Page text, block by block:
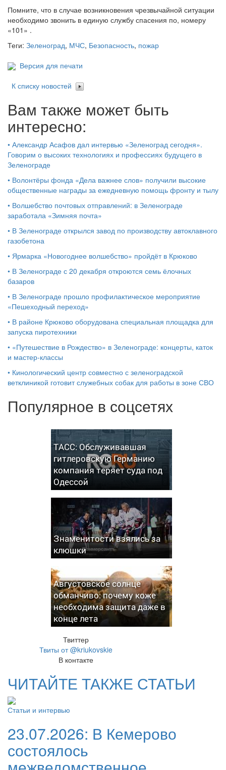
Помните, что в случае возникновения чрезвычайной ситуации
необходимо звонить в единую службу спасения по, номеру
«101» .
Теги: Зеленоград, МЧС, Безопасность, пожар
Версия для печати
К списку новостей
Вам также может быть
интересно:
• Александр Асафов дал интервью «Зеленоград сегодня».
Говорим о высоких технологиях и профессиях будущего в
Зеленограде
• Волонтёры фонда «Дела важнее слов» получили высокие
общественные награды за ежедневную помощь фронту и тылу
• Волшебство почтовых отправлений: в Зеленограде
заработала «Зимняя почта»
• В Зеленограде открылся завод по производству автоклавного
газобетона
• Ярмарка «Новогоднее волшебство» пройдёт в Крюково
• В Зеленограде с 20 декабря откроются семь ёлочных
базаров
• В Зеленограде прошло профилактическое мероприятие
«Пешеходный переход»
• В районе Крюково оборудована специальная площадка для
запуска пиротехники
• «Путешествие в Рождество» в Зеленограде: концерты, каток
и мастер‑классы
• Кинологический центр совместно с зеленоградской
ветклиникой готовит служебных собак для работы в зоне СВО
Популярное в соцсетях
ТАСС: Обслуживавшая
гитлеровскую Германию
компания теряет суда под
Одессой
Знаменитости взялись за
клюшки
Августовское солнце
обманчиво: почему коже
необходима защита даже в
конце лета
Твиттер
Твиты от @kriukovskie
В контакте
ЧИТАЙТЕ ТАКЖЕ СТАТЬИ
Статьи и интервью
23.07.2026: В Кемерово
состоялось